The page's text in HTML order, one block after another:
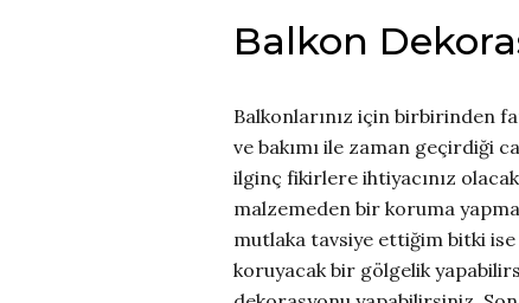
Balkon
Balkonlarınız için birbirinden
ve bakımı ile zaman geçirdiği
ilginç fikirlere ihtiyacınız
malzemeden bir koruma
mutlaka tavsiye ettiğim bitki ise
koruyacak bir gölgelik